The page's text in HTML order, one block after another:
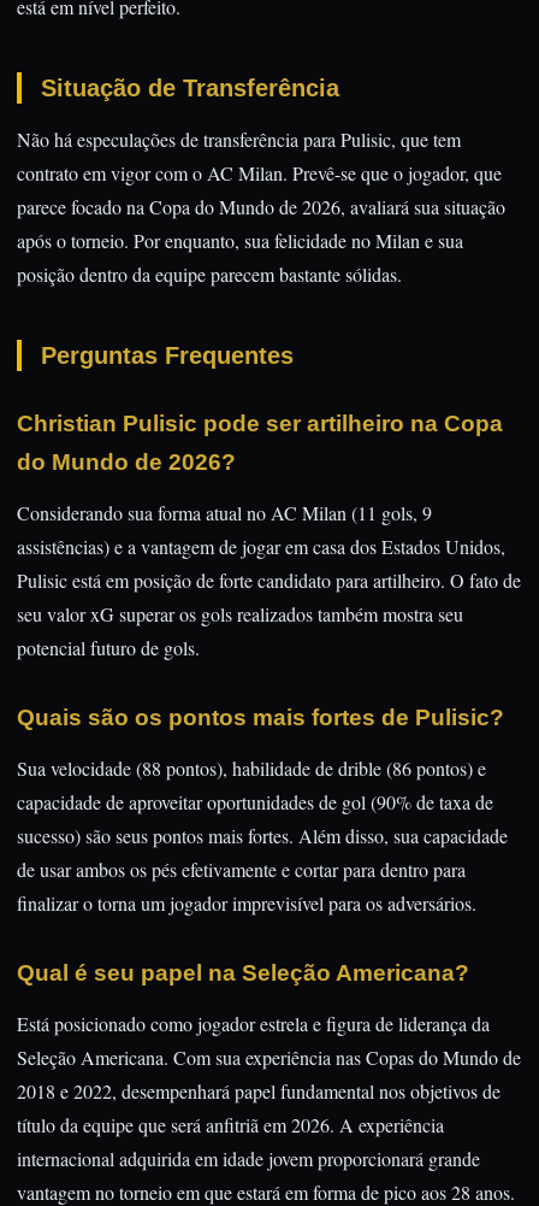
está em nível perfeito.
Situação de Transferência
Não há especulações de transferência para Pulisic, que tem
contrato em vigor com o AC Milan. Prevê-se que o jogador, que
parece focado na Copa do Mundo de 2026, avaliará sua situação
após o torneio. Por enquanto, sua felicidade no Milan e sua
posição dentro da equipe parecem bastante sólidas.
Perguntas Frequentes
Christian Pulisic pode ser artilheiro na Copa
do Mundo de 2026?
Considerando sua forma atual no AC Milan (11 gols, 9
assistências) e a vantagem de jogar em casa dos Estados Unidos,
Pulisic está em posição de forte candidato para artilheiro. O fato de
seu valor xG superar os gols realizados também mostra seu
potencial futuro de gols.
Quais são os pontos mais fortes de Pulisic?
Sua velocidade (88 pontos), habilidade de drible (86 pontos) e
capacidade de aproveitar oportunidades de gol (90% de taxa de
sucesso) são seus pontos mais fortes. Além disso, sua capacidade
de usar ambos os pés efetivamente e cortar para dentro para
finalizar o torna um jogador imprevisível para os adversários.
Qual é seu papel na Seleção Americana?
Está posicionado como jogador estrela e figura de liderança da
Seleção Americana. Com sua experiência nas Copas do Mundo de
2018 e 2022, desempenhará papel fundamental nos objetivos de
título da equipe que será anfitriã em 2026. A experiência
internacional adquirida em idade jovem proporcionará grande
vantagem no torneio em que estará em forma de pico aos 28 anos.